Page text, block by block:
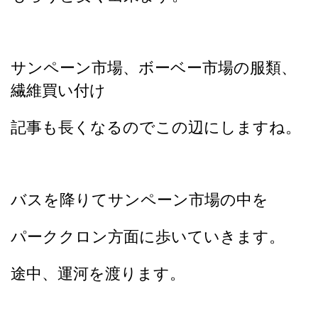
サンペーン市場、ボーベー市場の服類、
繊維買い付け
記事も長くなるのでこの辺にしますね。
バスを降りてサンペーン市場の中を
パーククロン方面に歩いていきます。
途中、運河を渡ります。